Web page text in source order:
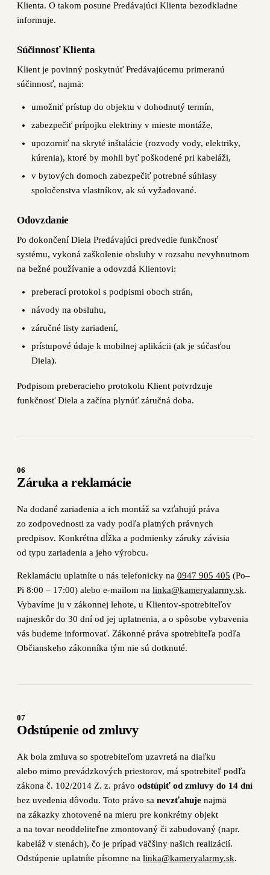
Klienta. O takom posune Predávajúci Klienta bezodkladne
informuje.
Súčinnosť Klienta
Klient je povinný poskytnúť Predávajúcemu primeranú
súčinnosť, najmä:
umožniť prístup do objektu v dohodnutý termín,
zabezpečiť prípojku elektriny v mieste montáže,
upozorniť na skryté inštalácie (rozvody vody, elektriky,
kúrenia), ktoré by mohli byť poškodené pri kabeláži,
v bytových domoch zabezpečiť potrebné súhlasy
spoločenstva vlastníkov, ak sú vyžadované.
Odovzdanie
Po dokončení Diela Predávajúci predvedie funkčnosť
systému, vykoná zaškolenie obsluhy v rozsahu nevyhnutnom
na bežné používanie a odovzdá Klientovi:
preberací protokol s podpismi oboch strán,
návody na obsluhu,
záručné listy zariadení,
prístupové údaje k mobilnej aplikácii (ak je súčasťou
Diela).
Podpisom preberacieho protokolu Klient potvrdzuje
funkčnosť Diela a začína plynúť záručná doba.
06
Záruka a reklamácie
Na dodané zariadenia a ich montáž sa vzťahujú práva
zo zodpovednosti za vady podľa platných právnych
predpisov. Konkrétna dĺžka a podmienky záruky závisia
od typu zariadenia a jeho výrobcu.
Reklamáciu uplatníte u nás telefonicky na 0947 905 405 (Po–
Pi 8:00 – 17:00) alebo e-mailom na linka@kameryalarmy.sk.
Vybavíme ju v zákonnej lehote, u Klientov-spotrebiteľov
najneskôr do 30 dní od jej uplatnenia, a o spôsobe vybavenia
vás budeme informovať. Zákonné práva spotrebiteľa podľa
Občianskeho zákonníka tým nie sú dotknuté.
07
Odstúpenie od zmluvy
Ak bola zmluva so spotrebiteľom uzavretá na diaľku
alebo mimo prevádzkových priestorov, má spotrebiteľ podľa
zákona č. 102/2014 Z. z. právo odstúpiť od zmluvy do 14 dní
bez uvedenia dôvodu. Toto právo sa nevzťahuje najmä
na zákazky zhotovené na mieru pre konkrétny objekt
a na tovar neoddeliteľne zmontovaný či zabudovaný (napr.
kabeláž v stenách), čo je prípad väčšiny našich realizácií.
Odstúpenie uplatníte písomne na linka@kameryalarmy.sk.